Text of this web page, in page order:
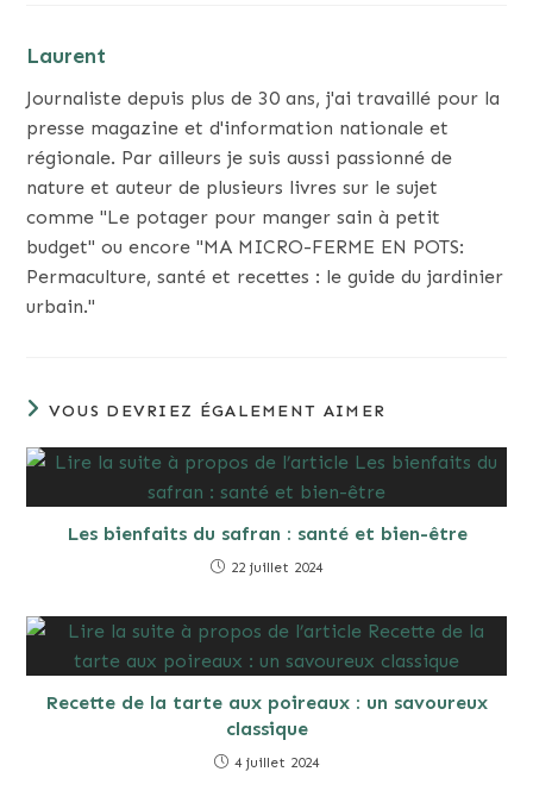
Laurent
Journaliste depuis plus de 30 ans, j'ai travaillé pour la
presse magazine et d'information nationale et
régionale. Par ailleurs je suis aussi passionné de
nature et auteur de plusieurs livres sur le sujet
comme "Le potager pour manger sain à petit
budget" ou encore "MA MICRO-FERME EN POTS:
Permaculture, santé et recettes : le guide du jardinier
urbain."
VOUS DEVRIEZ ÉGALEMENT AIMER
Les bienfaits du safran : santé et bien-être
22 juillet 2024
Recette de la tarte aux poireaux : un savoureux
classique
4 juillet 2024